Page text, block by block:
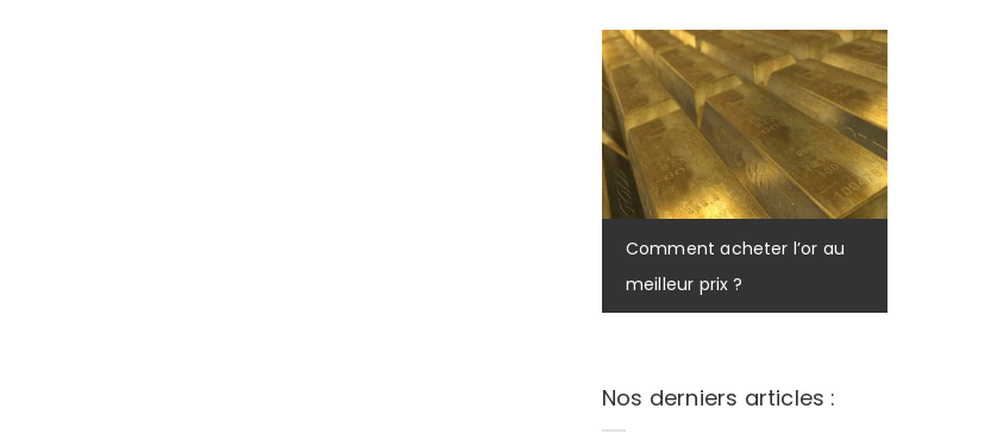
Comment acheter l’or au
meilleur prix ?
Nos derniers articles :